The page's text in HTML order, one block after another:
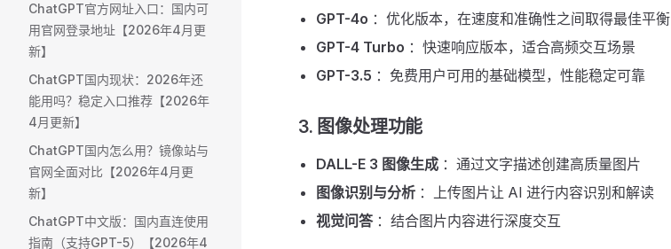
ChatGPT官方网址入口：国内可
用官网登录地址【2026年4月更
新】
ChatGPT国内现状：2026年还
能用吗？稳定入口推荐【2026年
4月更新】
ChatGPT国内怎么用？镜像站与
官网全面对比【2026年4月更
新】
ChatGPT中文版：国内直连使用
指南（支持GPT-5）【2026年4
GPT-4o ：优化版本，在速度和准确性之间取得最佳平衡
GPT-4 Turbo ：快速响应版本，适合高频交互场景
GPT-3.5 ：免费用户可用的基础模型，性能稳定可靠
3. 图像处理功能 ​
DALL-E 3 图像生成 ：通过文字描述创建高质量图片
图像识别与分析 ：上传图片让 AI 进行内容识别和解读
视觉问答：结合图片内容进行深度交互